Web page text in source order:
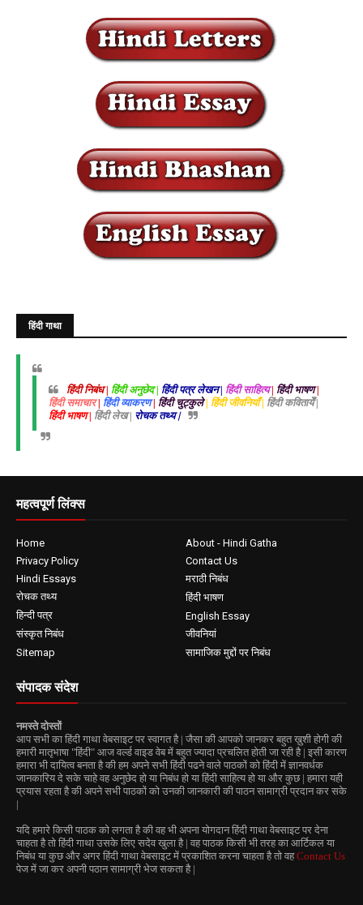
हिंदी गाथा
हिंदी निबंध | हिंदी अनुछेद | हिंदी पत्र लेखन | हिंदी साहित्य| हिंदी भाषण|
हिंदी समाचार| हिंदी व्याकरण| हिंदी चुट्कुले| हिंदी जीवनियाँ | हिंदी कवितायेँ |
हिंदी भाषण | हिंदी लेख | रोचक तथ्य |
महत्वपूर्ण लिंक्स
Home
About - Hindi Gatha
Privacy Policy
Contact Us
Hindi Essays
मराठी निबंध
रोचक तथ्य
हिंदी भाषण
हिन्दी पत्र
English Essay
संस्कृत निबंध
जीवनियां
Sitemap
सामाजिक मुद्दों पर निबंध
संपादक संदेश
नमस्ते दोस्तों
आप सभी का हिंदी गाथा वेबसाइट पर स्वागत है | जैसा की आपको जानकर बहुत ख़ुशी होगी की
हमारी मातृभाषा "हिंदी" आज वर्ल्ड वाइड वेब में बहुत ज्यादा प्रचलित होती जा रही है | इसी कारण
हमारा भी दायित्व बनता है की हम अपने सभी हिंदी पढने वाले पाठकों को हिंदी में ज्ञानवर्धक
जानकारिय दे सके चाहे वह अनुछेद हो या निबंध हो या हिंदी साहित्य हो या और कुछ | हमारा यही
प्रयास रहता है की अपने सभी पाठकों को उनकी जानकारी की पाठन सामाग्री प्रदान कर सके
|
यदि हमारे किसी पाठक को लगता है की वह भी अपना योगदान हिंदी गाथा वेबसाइट पर देना
चाहता है तो हिंदी गाथा उसके लिए सदेव खुला है | वह पाठक किसी भी तरह का आर्टिकल या
निबंध या कुछ और अगर हिंदी गाथा वेबसाइट में प्रकाशित करना चाहता है तो वहContact Us
पेज में जा कर अपनी पठान सामाग्री भेज सकता है |